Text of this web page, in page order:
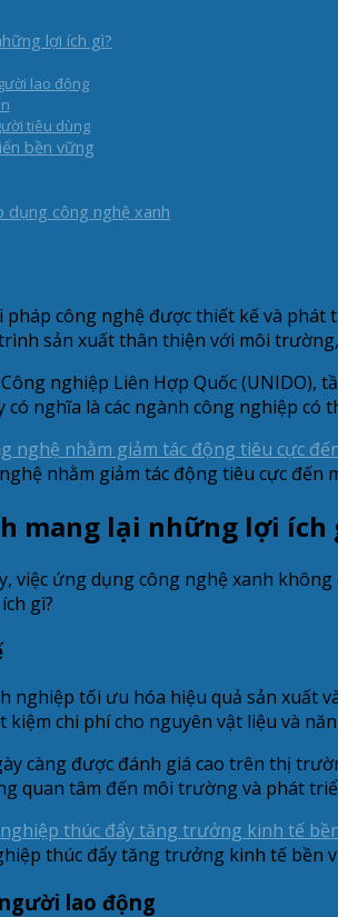
lợi ích gì?
lao động
tiêu dùng
bền vững
công nghệ xanh
pháp công nghệ được thiết kế và
sản xuất thân thiện với môi
nghiệp Liên Hợp Quốc
nghĩa là các ngành công nghiệp
nhằm giảm tác động tiêu cực đến
mang lại những lợi ích
việc ứng dụng công nghệ xanh
gì?
nghiệp tối ưu hóa hiệu quả sản xuất
kiệm chi phí cho nguyên vật liệu và
càng được đánh giá cao trên thị
quan tâm đến môi trường và phát
thúc đẩy tăng trưởng kinh tế bền
lao động